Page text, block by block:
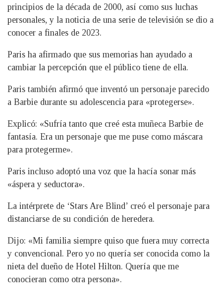
principios de la década de 2000, así como sus luchas
personales, y la noticia de una serie de televisión se dio a
conocer a finales de 2023.
Paris ha afirmado que sus memorias han ayudado a
cambiar la percepción que el público tiene de ella.
Paris también afirmó que inventó un personaje parecido
a Barbie durante su adolescencia para «protegerse».
Explicó: «Sufría tanto que creé esta muñeca Barbie de
fantasía. Era un personaje que me puse como máscara
para protegerme».
Paris incluso adoptó una voz que la hacía sonar más
«áspera y seductora».
La intérprete de ‘Stars Are Blind’ creó el personaje para
distanciarse de su condición de heredera.
Dijo: «Mi familia siempre quiso que fuera muy correcta
y convencional. Pero yo no quería ser conocida como la
nieta del dueño de Hotel Hilton. Quería que me
conocieran como otra persona».